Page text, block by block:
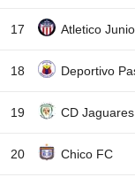
17 Atletico
18 Deportivo
19 CD Jaguares
20 Chico FC